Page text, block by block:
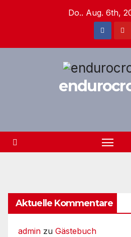
Do.. Aug. 6th,
Aktuelle Kommentare
admin zu Gästebuch